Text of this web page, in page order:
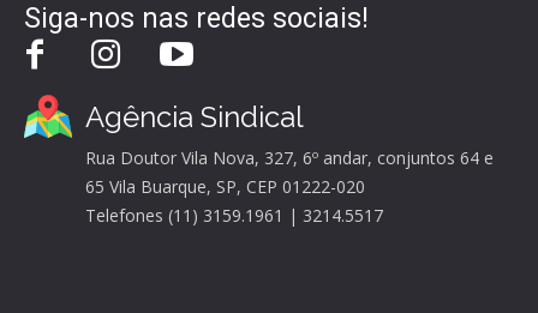
Siga-nos nas redes sociais!
Agência Sindical
Rua Doutor Vila Nova, 327, 6º andar, conjuntos 64 e
65 Vila Buarque, SP, CEP 01222-020
Telefones (11) 3159.1961 | 3214.5517